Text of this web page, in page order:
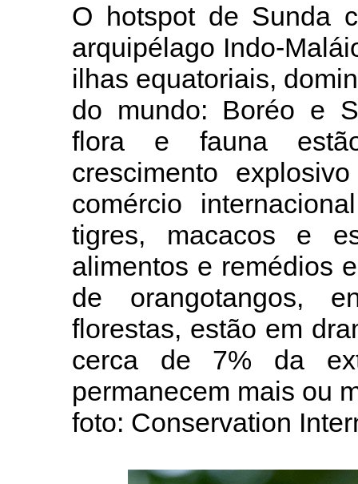
O hotspot de Sunda
arquipélago Indo-
ilhas equatoriais,
do mundo: Boréo e
flora e fauna
crescimento
comércio
tigres, macacos e
alimentos e remédios
de orangotangos,
florestas, estão em
cerca de 7% da
permanecem mais ou
foto: Conservation